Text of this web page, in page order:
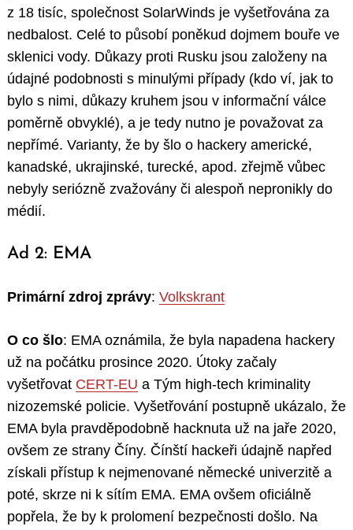
z 18 tisíc, společnost SolarWinds je vyšetřována za
nedbalost. Celé to působí poněkud dojmem bouře ve
sklenici vody. Důkazy proti Rusku jsou založeny na
údajné podobnosti s minulými případy (kdo ví, jak to
bylo s nimi, důkazy kruhem jsou v informační válce
poměrně obvyklé), a je tedy nutno je považovat za
nepřímé. Varianty, že by šlo o hackery americké,
kanadské, ukrajinské, turecké, apod. zřejmě vůbec
nebyly seriózně zvažovány či alespoň nepronikly do
médií.
Ad 2: EMA
Primární zdroj zprávy: Volkskrant
O co šlo: EMA oznámila, že byla napadena hackery
už na počátku prosince 2020. Útoky začaly
vyšetřovat CERT-EU a Tým high-tech kriminality
nizozemské policie. Vyšetřování postupně ukázalo, že
EMA byla pravděpodobně hacknuta už na jaře 2020,
ovšem ze strany Číny. Čínští hackeři údajně napřed
získali přístup k nejmenované německé univerzitě a
poté, skrze ni k sítím EMA. EMA ovšem oficiálně
popřela, že by k prolomení bezpečnosti došlo. Na